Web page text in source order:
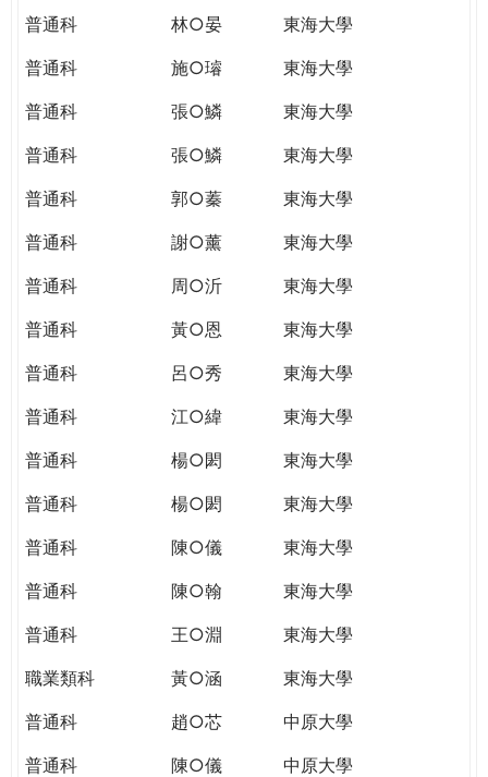
普通科
林○晏
東海大學
普通科
施○璿
東海大學
普通科
張○鱗
東海大學
普通科
張○鱗
東海大學
普通科
郭○蓁
東海大學
普通科
謝○薰
東海大學
普通科
周○沂
東海大學
普通科
黃○恩
東海大學
普通科
呂○秀
東海大學
普通科
江○緯
東海大學
普通科
楊○閎
東海大學
普通科
楊○閎
東海大學
普通科
陳○儀
東海大學
普通科
陳○翰
東海大學
普通科
王○淵
東海大學
職業類科
黃○涵
東海大學
普通科
趙○芯
中原大學
普通科
陳○儀
中原大學